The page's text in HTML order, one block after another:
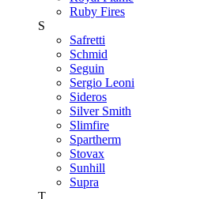
Ruby Fires
S
Safretti
Schmid
Seguin
Sergio Leoni
Sideros
Silver Smith
Slimfire
Spartherm
Stovax
Sunhill
Supra
T